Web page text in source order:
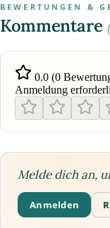
BEWERTUNGEN &
Kommentare
0.0 (0
Anmeldung
Melde dich an,
Anmelden